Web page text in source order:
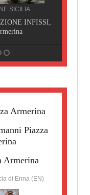
SPURGHI,
Armerina
Piazza
Armerina
di Enna (EN)